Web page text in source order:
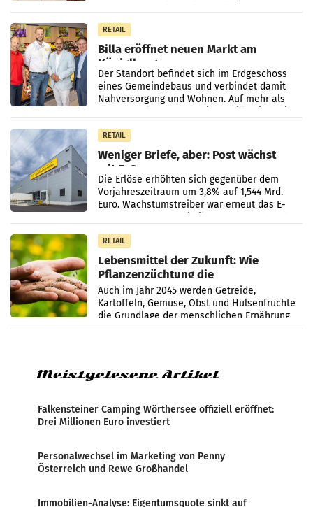
RETAIL
Billa eröffnet neuen Markt am
Küniglberg
Der Standort befindet sich im Erdgeschoss
eines Gemeindebaus und verbindet damit
Nahversorgung und Wohnen. Auf mehr als
RETAIL
Weniger Briefe, aber: Post wächst
mit E-Commerce
Die Erlöse erhöhten sich gegenüber dem
Vorjahreszeitraum um 3,8% auf 1,544 Mrd.
Euro. Wachstumstreiber war erneut das E-
RETAIL
Lebensmittel der Zukunft: Wie
Pflanzenzüchtung die
Ernährungssicherheit sichert
Auch im Jahr 2045 werden Getreide,
Kartoffeln, Gemüse, Obst und Hülsenfrüchte
die Grundlage der menschlichen Ernährung
bilden. Allerdings verändern sich die
Meistgelesene Artikel
Falkensteiner Camping Wörthersee offiziell eröffnet:
Drei Millionen Euro investiert
Personalwechsel im Marketing von Penny
Österreich und Rewe Großhandel
Immobilien-Analyse: Eigentumsquote sinkt auf